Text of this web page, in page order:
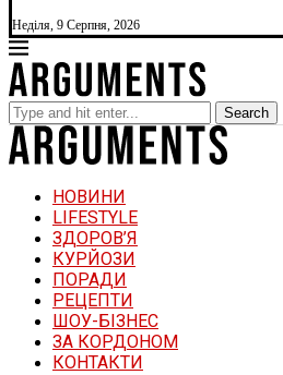
Неділя, 9 Серпня, 2026
Search
НОВИНИ
LIFESTYLE
ЗДОРОВ’Я
КУРЙОЗИ
ПОРАДИ
РЕЦЕПТИ
ШОУ-БІЗНЕС
ЗА КОРДОНОМ
КОНТАКТИ